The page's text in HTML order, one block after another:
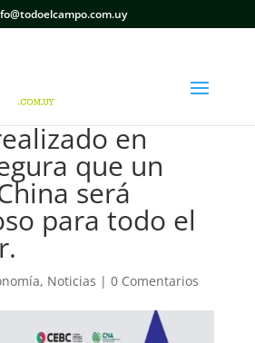
en
que un
será
para todo el
, Noticias | 0 Comentarios